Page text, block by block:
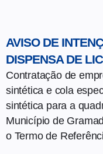
AVISO DE
DISPENSA DE
Contratação de
sintética e cola
sintética para a
Município de
o Termo de